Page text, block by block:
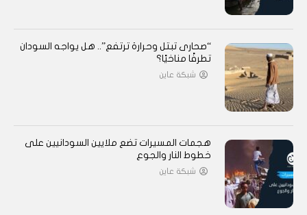
“صحارى تبتل وحرارة ترتفع”.. هل يواجه السودان
تطرفًا مناخيًا؟
شبكة عاين
هجمات المسيرات تضع ملايين السودانيين على
خطوط النار والجوع
شبكة عاين